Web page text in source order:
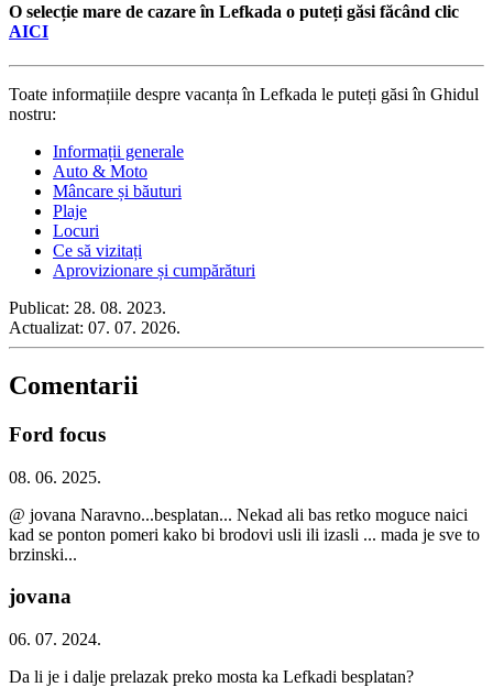
O selecție mare de cazare în Lefkada o puteți găsi făcând clic
AICI
Toate informațiile despre vacanța în Lefkada le puteți găsi în Ghidul
nostru:
Informații generale
Auto & Moto
Mâncare și băuturi
Plaje
Locuri
Ce să vizitați
Aprovizionare și cumpărături
Publicat: 28. 08. 2023.
Actualizat: 07. 07. 2026.
Comentarii
Ford focus
08. 06. 2025.
@ jovana Naravno...besplatan... Nekad ali bas retko moguce naici
kad se ponton pomeri kako bi brodovi usli ili izasli ... mada je sve to
brzinski...
jovana
06. 07. 2024.
Da li je i dalje prelazak preko mosta ka Lefkadi besplatan?